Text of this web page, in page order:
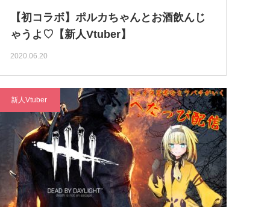
【初コラボ】ポルカちゃんとお酒飲んじ
ゃうよ♡【新人Vtuber】
2020.06.20
新人Vtuber